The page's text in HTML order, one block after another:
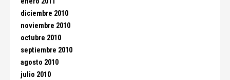
diciembre 2010
noviembre 2010
octubre 2010
septiembre 2010
agosto 2010
julio 2010